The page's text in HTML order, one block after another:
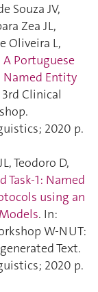
Souza JV,
Zea JL,
Oliveira L,
A Portuguese
Named Entity
Clinical
2020 p.
Teodoro D,
Task-1: Named
using an
. In:
W-NUT:
Text.
2020 p.